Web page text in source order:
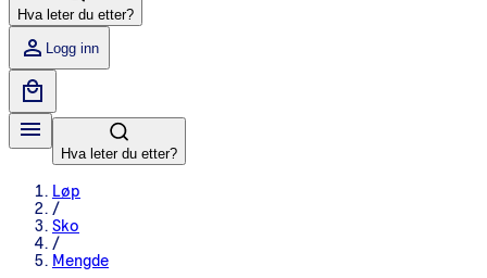
Hva leter du etter?
Logg inn
Hva leter du etter?
Løp
/
Sko
/
Mengde